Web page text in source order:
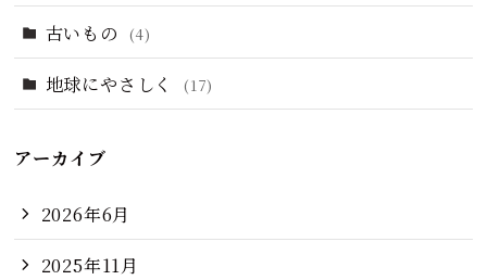
古いもの (4)
地球にやさしく (17)
アーカイブ
2026年6月
2025年11月